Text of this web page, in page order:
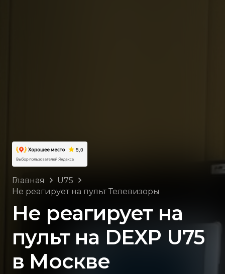
Главная
U75
Не реагирует на пульт Телевизоры
Не реагирует на
пульт на DEXP U75
в Москве